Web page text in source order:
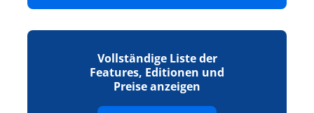
Vollständige Liste der
Features, Editionen und
Preise anzeigen